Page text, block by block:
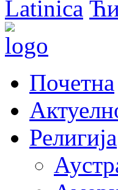
Latinica
Почетна
Религија